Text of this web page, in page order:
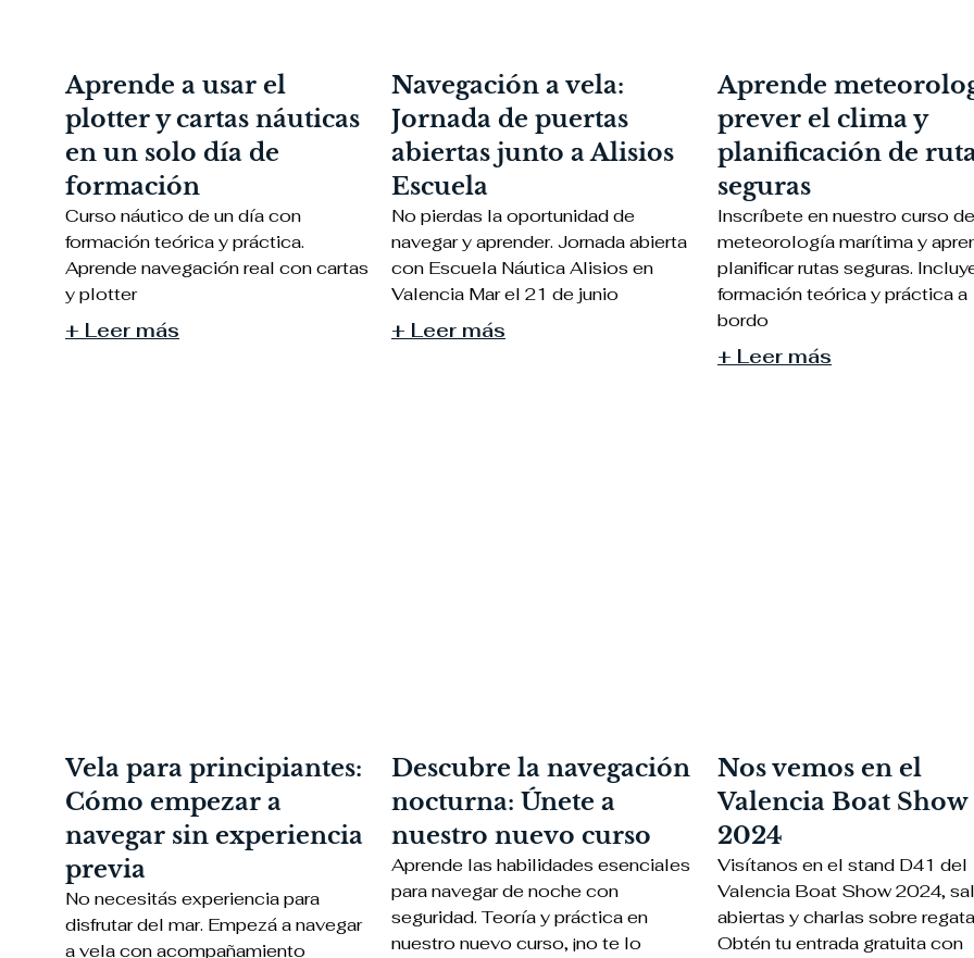
Aprende a usar el
plotter y cartas náuticas
en un solo día de
formación
Curso náutico de un día con
formación teórica y práctica.
Aprende navegación real con cartas
y plotter
+ Leer más
Navegación a vela:
Jornada de puertas
abiertas junto a Alisios
Escuela
No pierdas la oportunidad de
navegar y aprender. Jornada abierta
con Escuela Náutica Alisios en
Valencia Mar el 21 de junio
+ Leer más
Aprende
prever el clima y
planificación de
seguras
Inscríbete en nuestro curso de
meteorología marítima y
planificar rutas seguras.
formación teórica y práctica a
bordo
+ Leer más
Vela para principiantes:
Cómo empezar a
navegar sin experiencia
previa
No necesitás experiencia para
disfrutar del mar. Empezá a navegar
a vela con acompañamiento
Descubre la navegación
nocturna: Únete a
nuestro nuevo curso
Aprende las habilidades esenciales
para navegar de noche con
seguridad. Teoría y práctica en
nuestro nuevo curso, ¡no te lo
Nos vemos en el
Valencia Boat Show
2024
Visítanos en el stand D41 del
Valencia Boat Show 2024,
abiertas y charlas sobre
Obtén tu entrada gratuita con